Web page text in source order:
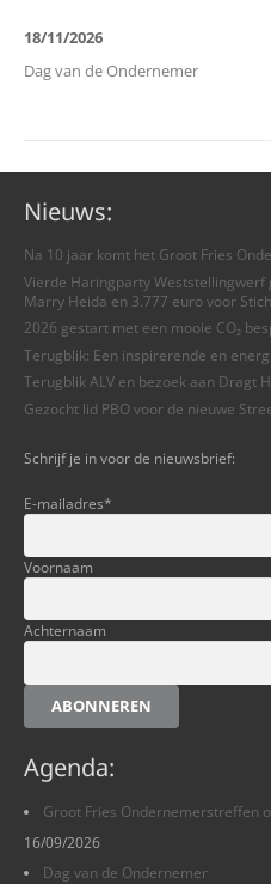
18/11/2026
Dag van de Ondernemer
Nieuws:
Na 10 jaar komt het Groot Fries
Vierde Haringparty
Marry Heida en 3.777 euro voor
2026 gestart met een mooie CO₂
Terugblik: Een inspirerende en
Terugblik ALV en bezoek aan Dragt
Gezocht lid PBO voor de nieuwe
Schrijf je in voor de nieuwsbrief:
E-mailadres*
Voornaam
Achternaam
ABONNEREN
Agenda:
Groot Fries Ondernemerstreffen
16/09/2026
Dag van de Ondernemer